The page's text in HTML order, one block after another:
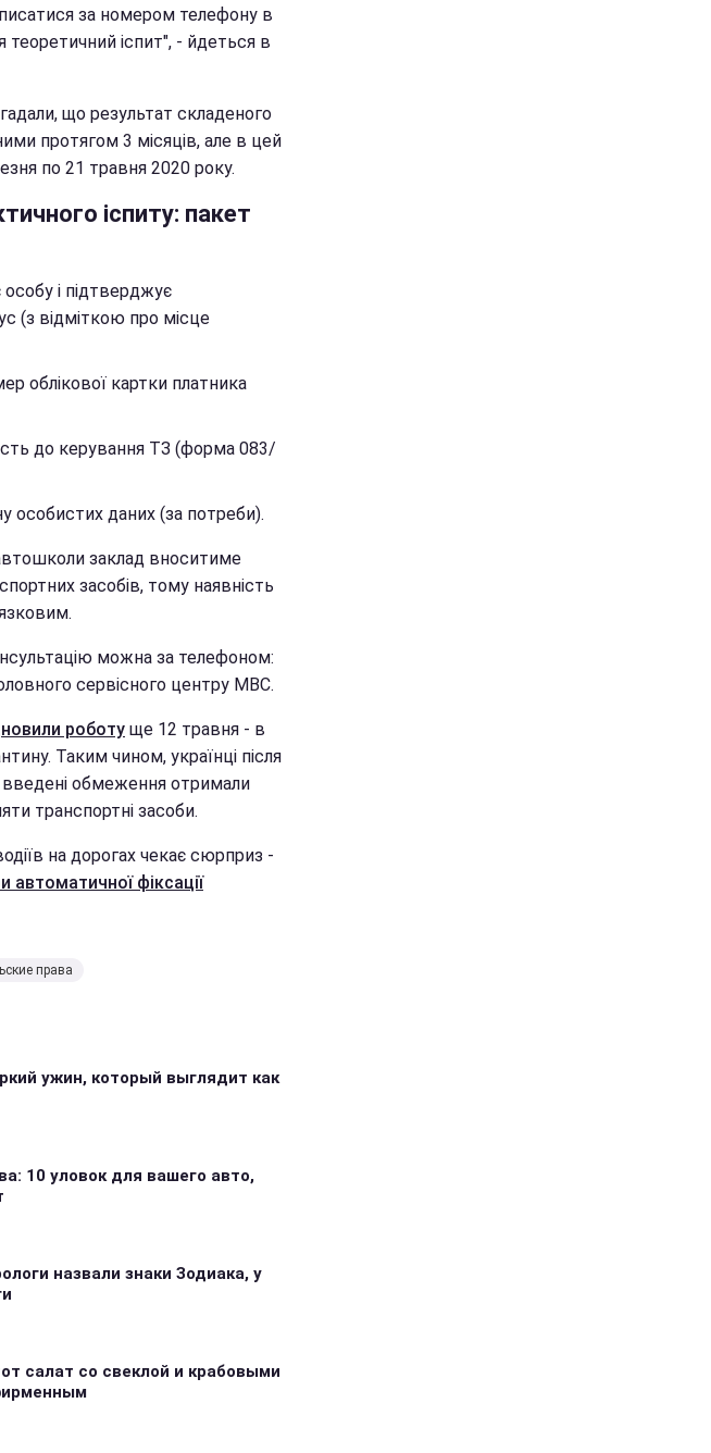
за номером телефону в
іспит", - йдеться в
що результат складеного
протягом 3 місяців, але в цей
по 21 травня 2020 року.
іспиту: пакет
і підтверджує
(з відміткою про місце
облікової картки платника
до керування ТЗ (форма 083/
особистих даних (за потреби).
заклад вноситиме
засобів, тому наявність
можна за телефоном:
сервісного центру МВС.
роботу ще 12 травня - в
Таким чином, українці після
обмеження отримали
транспортні засоби.
на дорогах чекає сюрприз -
фіксації
права
ужин, который выглядит как
10 уловок для вашего авто,
назвали знаки Зодиака, у
салат со свеклой и крабовыми